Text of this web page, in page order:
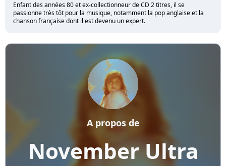
Enfant des années 80 et ex-collectionneur de CD 2 titres, il se
passionne très tôt pour la musique, notamment la pop anglaise et la
chanson française dont il est devenu un expert.
November Ultra
A propos de